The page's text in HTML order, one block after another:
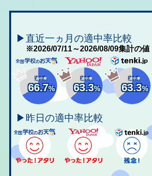
▶直近一ヵ月の適中率比較
※2026/07/11～2026/08/09集計の値
適中率
66.7%
適中率
63.3%
適中率
63.3%
▶昨日の適中率比較